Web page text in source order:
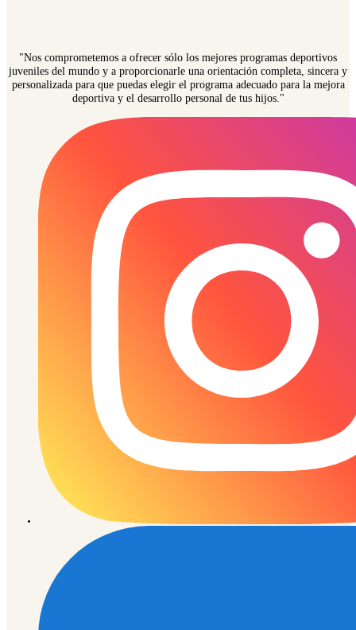
"Nos comprometemos a ofrecer sólo los mejores programas deportivos
juveniles del mundo y a proporcionarle una orientación completa, sincera y
personalizada para que puedas elegir el programa adecuado para la mejora
deportiva y el desarrollo personal de tus hijos."